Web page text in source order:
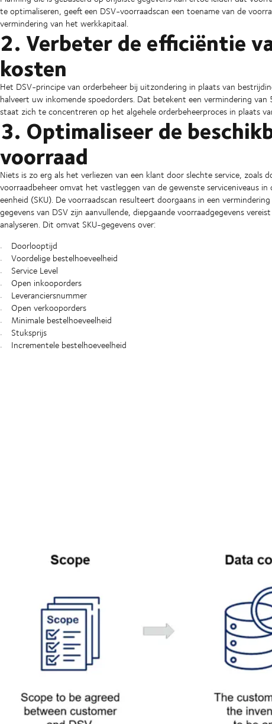
te optimaliseren, geeft een DSV-voorraadscan een toename van de
vermindering van het werkkapitaal.
2. Verbeter de efficiëntie
kosten
Het DSV-principe van orderbeheer bij uitzondering in plaats van
halveert uw inkomende spoedorders. Dat betekent een vermindering
staat zich te concentreren op het algehele orderbeheerproces in plaats
3. Optimaliseer de
voorraad
Niets is zo erg als het verliezen van een klant door slechte service, zoals
voorraadbeheer omvat het vastleggen van de gewenste serviceniveaus
eenheid (SKU). De voorraadscan resulteert doorgaans in een
gegevens van DSV zijn aanvullende, diepgaande voorraadgegevens
analyseren. Dit omvat SKU-gegevens over:
Doorlooptijd
Voordelige bestelhoeveelheid
Service Level
Open inkooporders
Leveranciersnummer
Open verkooporders
Minimale bestelhoeveelheid
Stuksprijs
Incrementele bestelhoeveelheid